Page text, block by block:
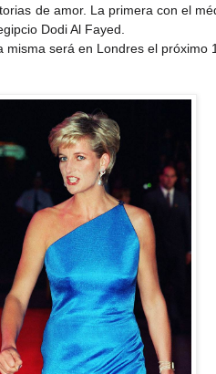
de amor. La primera con el
Dodi Al Fayed.
misma será en Londres el próximo